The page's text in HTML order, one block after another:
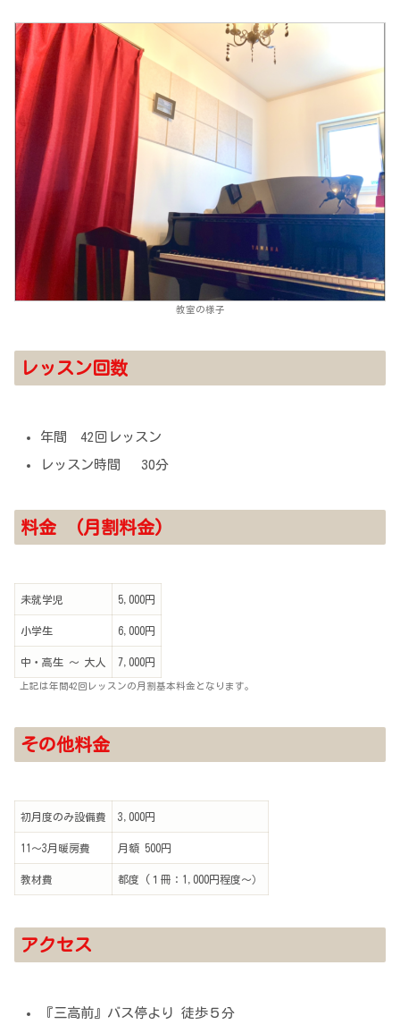
教室の様子
レッスン回数
年間 42回レッスン
レッスン時間 30分
料金 (月割料金)
未就学児 5,000円
小学生 6,000円
中・高生 〜 大人 7,000円
上記は年間42回レッスンの月割基本料金となります。
その他料金
初月度のみ設備費 3,000円
11〜3月暖房費 月額 500円
教材費 都度 (１冊：1,000円程度～）
アクセス
『三高前』バス停より 徒歩５分